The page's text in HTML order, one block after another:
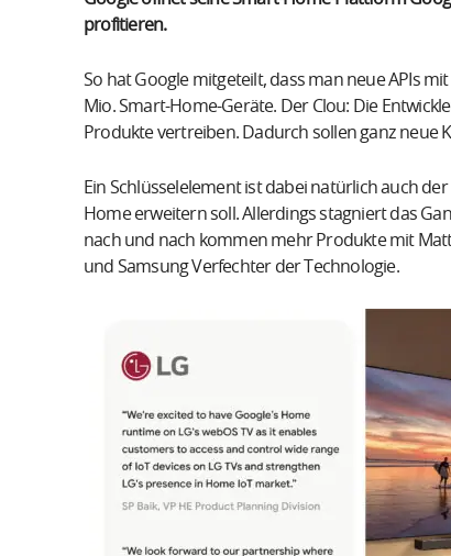
profitieren.
So hat Google mitgeteilt, dass man neue APIs
Mio. Smart-Home-Geräte. Der Clou: Die
Produkte vertreiben. Dadurch sollen ganz neue
Ein Schlüsselelement ist dabei natürlich auch
Home erweitern soll. Allerdings stagniert das
nach und nach kommen mehr Produkte mit
und Samsung Verfechter der Technologie.